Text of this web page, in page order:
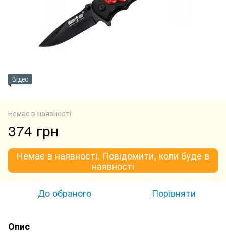
Відео
Немає в наявності
374 грн
Немає в наявності. Повідомити, коли буде в
наявності
До обраного Порівняти
Опис